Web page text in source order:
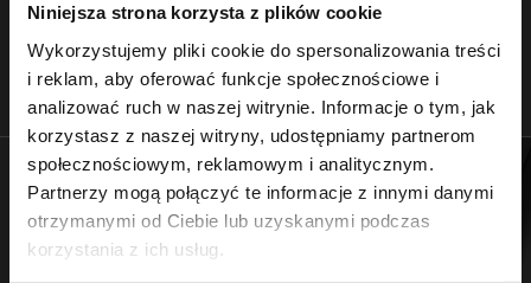
Niniejsza strona korzysta z plików cookie
Wykorzystujemy pliki cookie do spersonalizowania treści
i reklam, aby oferować funkcje społecznościowe i
analizować ruch w naszej witrynie. Informacje o tym, jak
korzystasz z naszej witryny, udostępniamy partnerom
społecznościowym, reklamowym i analitycznym.
Partnerzy mogą połączyć te informacje z innymi danymi
otrzymanymi od Ciebie lub uzyskanymi podczas
korzystania z ich usług.
Stetoskopy
zobacz naszą ofertę
Nożczyki do strzyżenia
dla salonów pielęgnacji